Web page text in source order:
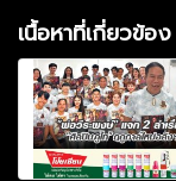
เนื้อหาที่เกี่ยวข้อง